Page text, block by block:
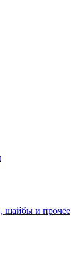
шайбы и прочее